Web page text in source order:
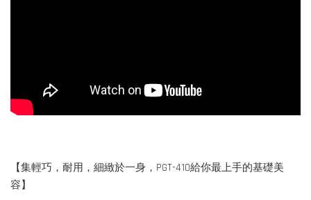
【集輕巧，耐用，細緻於一身，PGT-410給你最上手的基礎美
容】